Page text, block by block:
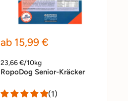
Sonderpreis
ab 15,99 €
23,66 €/10kg
RopoDog Senior-Kräcker
(1)